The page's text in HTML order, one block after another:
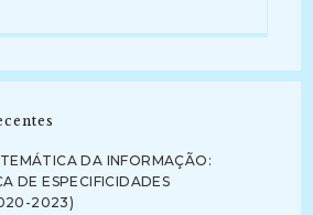
DA INFORMAÇÃO:
DE ESPECIFICIDADES
2023)